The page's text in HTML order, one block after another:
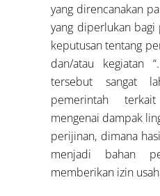
yang direncanakan
yang diperlukan
keputusan tentang
dan/atau kegiatan
tersebut sangat
pemerintah
mengenai dampak
perijinan, dimana
menjadi bahan
memberikan izin